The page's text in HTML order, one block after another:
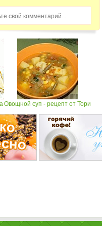
свой комментарий...
Овощной суп - рецепт от Тори